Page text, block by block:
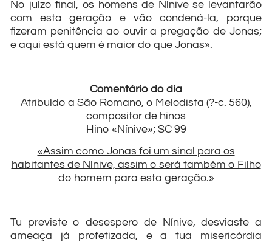
No juízo final, os homens de Nínive se levantarão
com esta geração e vão condená-la, porque
fizeram penitência ao ouvir a pregação de Jonas;
e aqui está quem é maior do que Jonas».
Comentário do dia
Atribuído a São Romano, o Melodista (?-c. 560),
compositor de hinos
Hino «Nínive»; SC 99
«Assim como Jonas foi um sinal para os
habitantes de Nínive, assim o será também o Filho
do homem para esta geração.»
Tu previste o desespero de Nínive, desviaste a
ameaça já profetizada, e a tua misericórdia